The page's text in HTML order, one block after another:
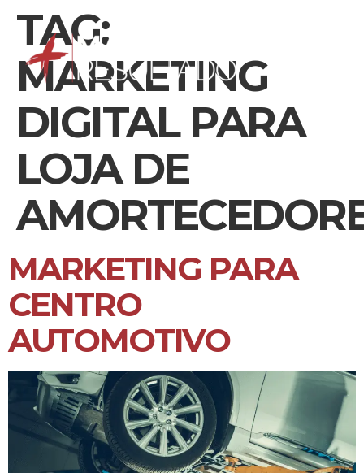
TAG:
MARKETING
DIGITAL PARA
LOJA DE
MARKETING PARA
CENTRO
AUTOMOTIVO